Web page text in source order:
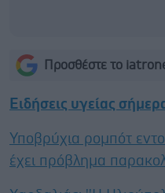
Προσθέστε το
Ειδήσεις υγείας
Υποβρύχια ρομπότ
έχει πρόβλημα